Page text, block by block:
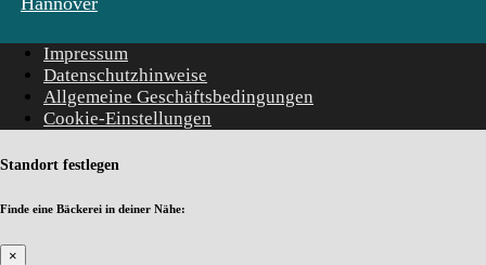
Impressum
Datenschutzhinweise
Allgemeine Geschäftsbedingungen
Cookie-Einstellungen
Standort festlegen
Finde eine Bäckerei in deiner Nähe:
×